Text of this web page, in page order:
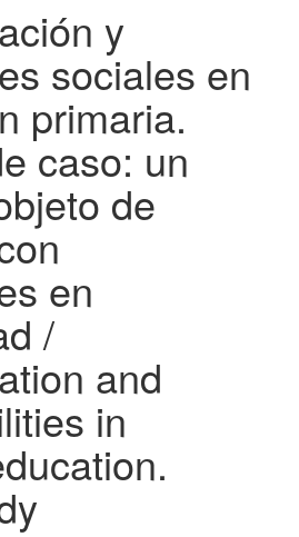
y
sociales en
primaria.
caso: un
de
en
/
and
in